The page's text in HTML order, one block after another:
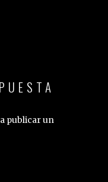
publicar un